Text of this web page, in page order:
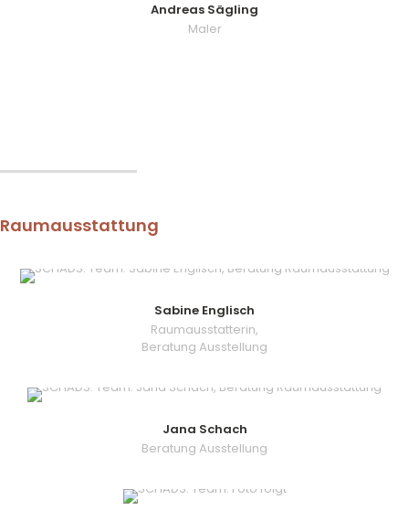
Andreas Sägling
Maler
Raumausstattung
Sabine Englisch
Raumausstatterin,
Beratung Ausstellung
Jana Schach
Beratung Ausstellung